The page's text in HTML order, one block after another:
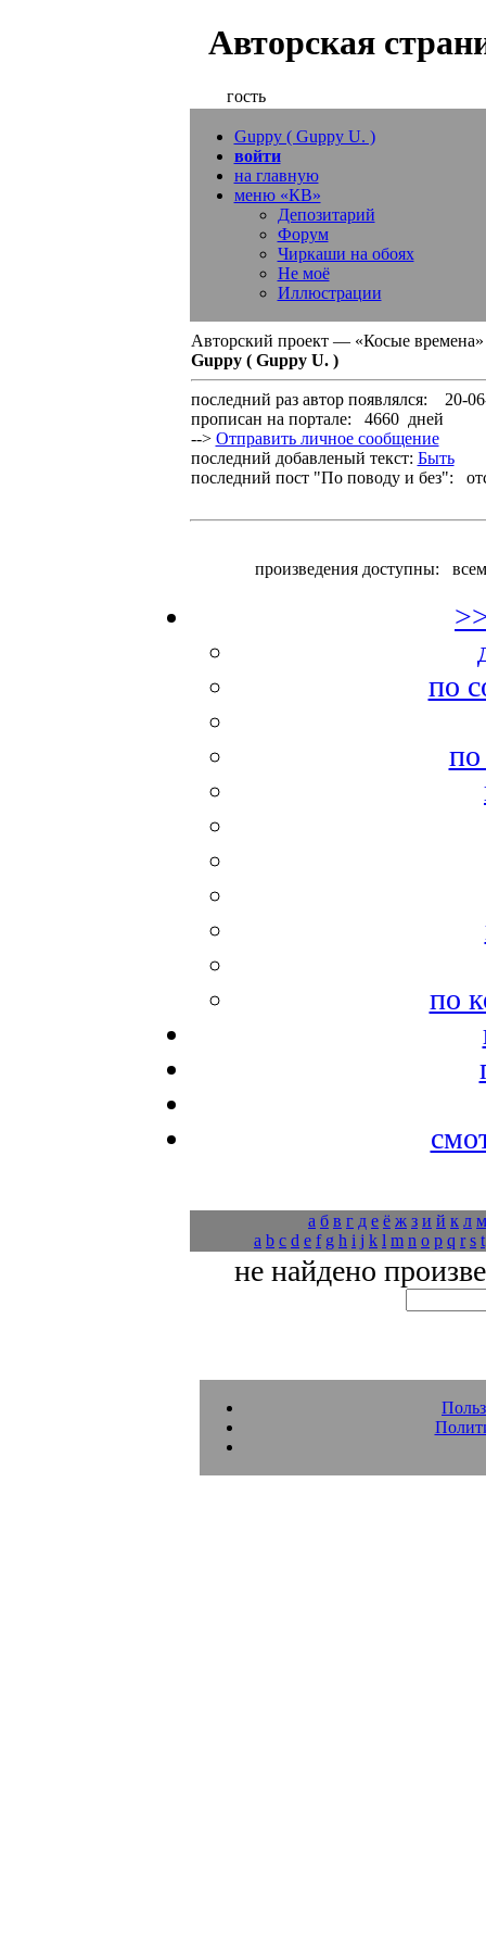
Авторская
гость
Guppy ( Guppy U. )
войти
на главную
меню «КВ»
Депозитарий
Форум
Чиркаши на обоях
Не моё
Иллюстрации
Авторский проект — «Косые времена»
Guppy ( Guppy U. )
последний раз автор появлялся:
20-
прописан на портале:
4660 дней
--> Отправить личное сообщение
последний добавленый текст: Быть
последний пост "По поводу и без":
произведения доступны:
по
по
а б в г д е ё ж з и й к л м
a b c d e f g h i j k l m n o p q r s t
не найдено